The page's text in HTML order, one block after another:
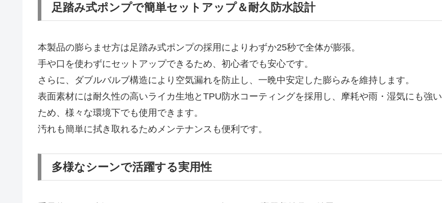
足踏み式ポンプで簡単セットアップ＆耐久防水設計
本製品の膨らませ方は足踏み式ポンプの採用によりわずか25秒で全体が膨張。
手や口を使わずにセットアップできるため、初心者でも安心です。
さらに、ダブルバルブ構造により空気漏れを防止し、一晩中安定した膨らみを維持します。
表面素材には耐久性の高いライカ生地とTPU防水コーティングを採用し、摩耗や雨・湿気にも強い
ため、様々な環境下でも使用できます。
汚れも簡単に拭き取れるためメンテナンスも便利です。
多様なシーンで活躍する実用性